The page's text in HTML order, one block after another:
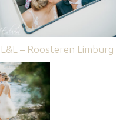
L&L – Roosteren Limburg